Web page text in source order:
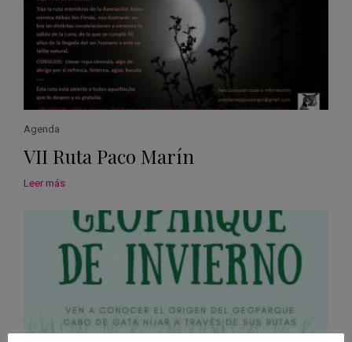
Agenda
VII Ruta Paco Marín
Leer más